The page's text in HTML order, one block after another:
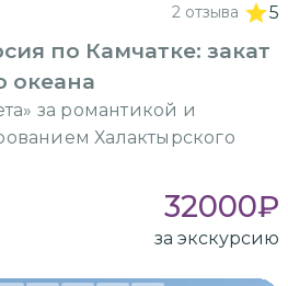
2 отзыва 5
по Камчатке: закат
океана
за романтикой и
Халактырского
32000₽
за экскурсию